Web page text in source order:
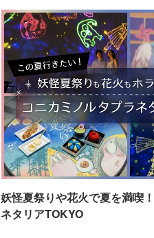
妖怪夏祭りや花火で夏を満喫
ネタリアTOKYO